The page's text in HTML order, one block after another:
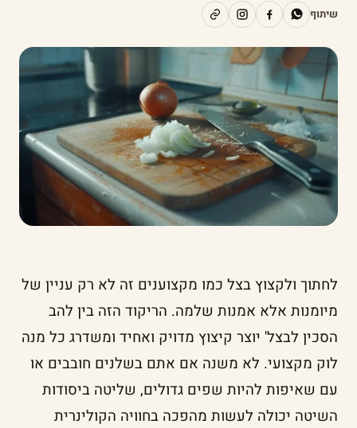
שיתוף
לחתוך ולקצוץ בצל כמו מקצוענים זה לא רק עניין של
מיומנות אלא אמנות שלמה. הריקוד הזה בין להב
הסכין לבצל' יוצר קיצוץ מדויק ואחיד ומשדרג כל מנה
לוק מקצועי. לא משנה אם אתם בשלנים חובבים או
עם שאיפות להיות שפים גדולים, שליטה ביסודות
השיטה יכולה לעשות מהפכה בחוויה הקולינרית